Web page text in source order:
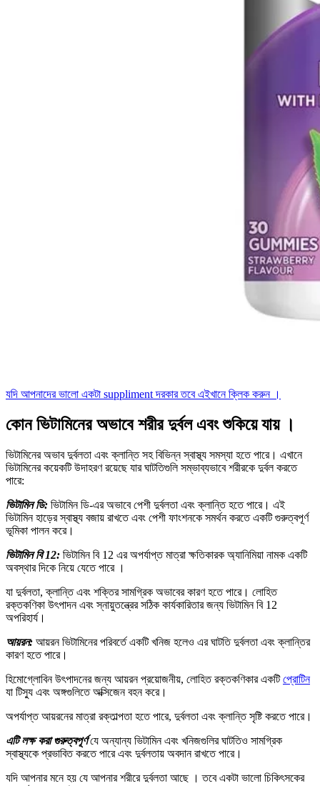
যদি আপনাদের ভালো একটা suppliment দরকার তবে এইখানে ক্লিক করুন ।
কোন ভিটামিনের অভাবে শরীর দুর্বল এবং শুকিয়ে যায় ।
ভিটামিনের অভাব দুর্বলতা এবং ক্লান্তি সহ বিভিন্ন স্বাস্থ্য সমস্যা হতে পারে। এখানে
ভিটামিনের কয়েকটি উদাহরণ রয়েছে যার ঘাটতিগুলি সম্ভাব্যভাবে শরীরকে দুর্বল করতে
পারে:
ভিটামিন ডি: ভিটামিন ডি-এর অভাবে পেশী দুর্বলতা এবং ক্লান্তি হতে পারে। এই
ভিটামিন হাড়ের স্বাস্থ্য বজায় রাখতে এবং পেশী ফাংশনকে সমর্থন করতে একটি গুরুত্বপূর্ণ
ভূমিকা পালন করে।
ভিটামিন বি 12: ভিটামিন বি 12 এর অপর্যাপ্ত মাত্রা ক্ষতিকারক অ্যানিমিয়া নামক একটি
অবস্থার দিকে নিয়ে যেতে পারে ।
যা দুর্বলতা, ক্লান্তি এবং শক্তির সামগ্রিক অভাবের কারণ হতে পারে। লোহিত
রক্তকণিকা উৎপাদন এবং স্নায়ুতন্ত্রের সঠিক কার্যকারিতার জন্য ভিটামিন বি 12
অপরিহার্য।
আয়রন: আয়রন ভিটামিনের পরিবর্তে একটি খনিজ হলেও এর ঘাটতি দুর্বলতা এবং ক্লান্তির
কারণ হতে পারে।
হিমোগ্লোবিন উৎপাদনের জন্য আয়রন প্রয়োজনীয়, লোহিত রক্তকণিকার একটিপ্রোটিন
যা টিস্যু এবং অঙ্গগুলিতে অক্সিজেন বহন করে।
অপর্যাপ্ত আয়রনের মাত্রা রক্তাল্পতা হতে পারে, দুর্বলতা এবং ক্লান্তি সৃষ্টি করতে পারে।
এটি লক্ষ করা গুরুত্বপূর্ণযে অন্যান্য ভিটামিন এবং খনিজগুলির ঘাটতিও সামগ্রিক
স্বাস্থ্যকে প্রভাবিত করতে পারে এবং দুর্বলতায় অবদান রাখতে পারে।
যদি আপনার মনে হয় যে আপনার শরীরে দুর্বলতা আছে । তবে একটা ভালো চিকিৎসকের